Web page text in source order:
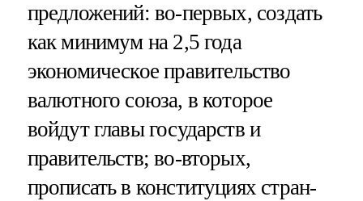
предложений: во-первых, создать
как минимум на 2,5 года
экономическое правительство
валютного союза, в которое
войдут главы государств и
правительств; во-вторых,
прописать в конституциях стран-